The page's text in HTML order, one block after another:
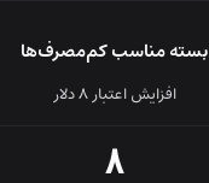
بسته مناسب کم‌مصرف‌ها
افزایش اعتبار ۸ دلار
۸